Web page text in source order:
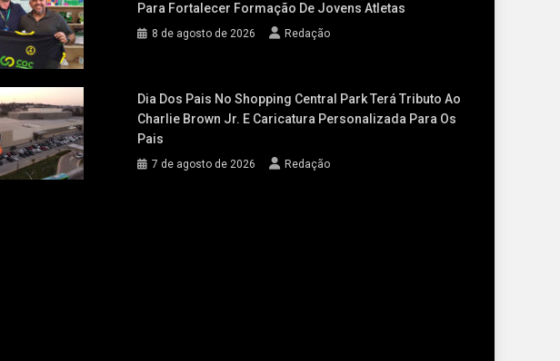
Para Fortalecer Formação De Jovens Atletas
8 de agosto de 2026 Redação
Dia Dos Pais No Shopping Central Park Terá Tributo Ao
Charlie Brown Jr. E Caricatura Personalizada Para Os
Pais
7 de agosto de 2026 Redação